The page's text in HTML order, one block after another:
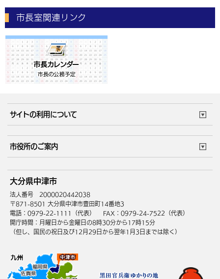
市長室関連リンク
サイトの利用について
サイトマップ
市役所のご案内
庁舎地図 組織案内
中津市へのアクセス
大分県中津市
法人番号 2000020442038
〒871-8501 大分県中津市豊田町14番地3
電話：0979-22-1111（代表）
FAX：0979-24-7522（代表）
開庁時間：月曜日から金曜日の8時30分から17時15分
（但し、国民の祝日及び12月29日から翌年1月3日までは除く）